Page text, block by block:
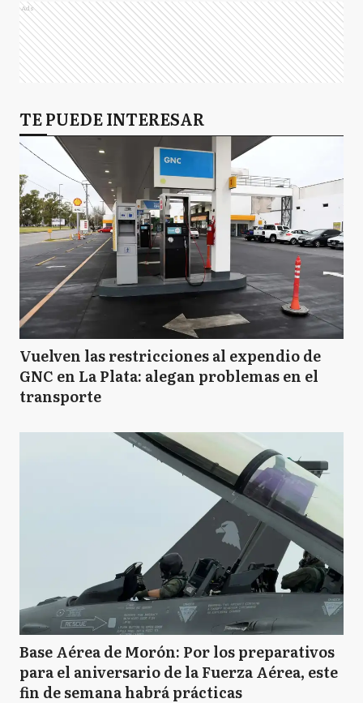
Ads
TE PUEDE INTERESAR
Vuelven las restricciones al expendio de
GNC en La Plata: alegan problemas en el
transporte
Base Aérea de Morón: Por los preparativos
para el aniversario de la Fuerza Aérea, este
fin de semana habrá prácticas